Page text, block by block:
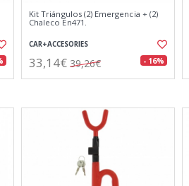
Kit Triángulos (2) Emergencia + (2)
Chaleco En471.
CAR+ACCESORIES
33,14€ 39,26€ - 16%